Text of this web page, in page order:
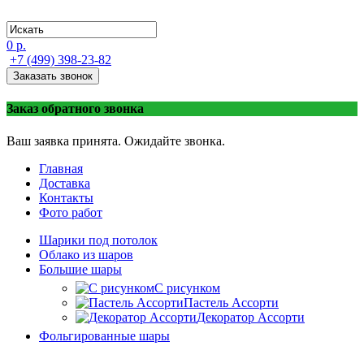
0 р.
+7 (499) 398-23-82
Заказать звонок
Заказ обратного звонка
Ваш заявка принята. Ожидайте звонка.
Главная
Доставка
Контакты
Фото работ
Шарики под потолок
Облако из шаров
Большие шары
C рисунком
Пастель Ассорти
Декоратор Ассорти
Фольгированные шары